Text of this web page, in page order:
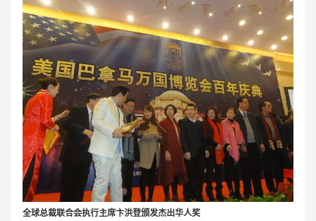
全球总裁联合会执行主席卞洪登颁发杰出华人奖